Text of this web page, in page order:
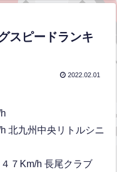
スピードランキ
2022.02.01
北九州中央リトルシニ
７Km/h 長尾クラブ